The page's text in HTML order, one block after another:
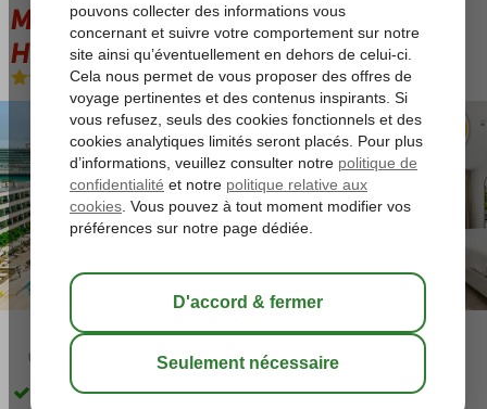
Mangrove Beach Corendon, Curio by
Hilton
Ultra All Inclusive-Hôtel
09:00
Nouveau resort Corendon entouré d'une forêt de mangroves